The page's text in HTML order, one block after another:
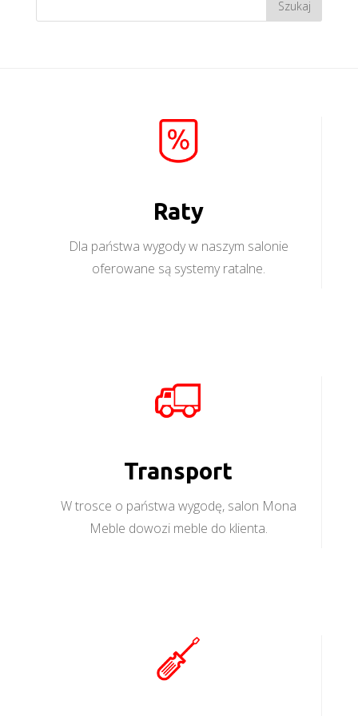
Raty
Dla państwa wygody w naszym salonie
oferowane są systemy ratalne.
Transport
W trosce o państwa wygodę, salon Mona
Meble dowozi meble do klienta.